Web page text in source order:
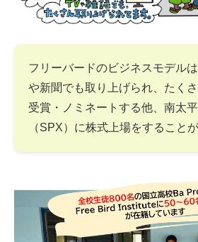
フリーバードのビジネスモデル
や新聞でも取り上げられ、たく
受賞・ノミネートする他、南太
（SPX）に株式上場をすること